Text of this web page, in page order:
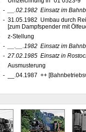
- __.02.1982 Einsatz im
- 31.05.1982 Umbau durch
[zum Dampfspender mit
z-Stellung
- __.__.1982 Einsatz im
- 27.02.1985 Einsatz in
Ausmusterung
- __.04.1987 ++